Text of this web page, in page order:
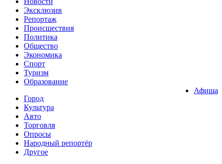
Эксклюзив
Репортаж
Происшествия
Политика
Общество
Экономика
Спорт
Туризм
Образование
Афиша
Город
Культура
Авто
Торговля
Опросы
Народный репортёр
Другое